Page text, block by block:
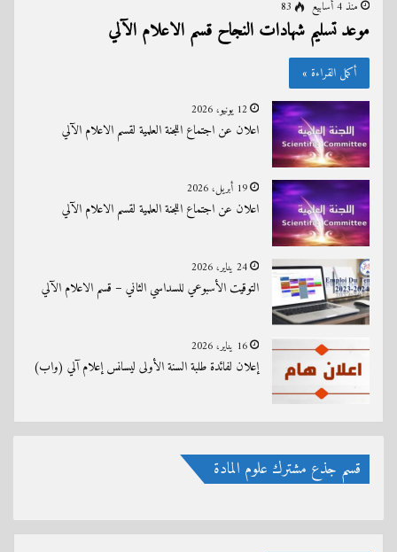
منذ 4 أسابيع 83
موعد تسليم شهادات النجاح قسم الاعلام الآلي
أكمل القراءة »
12 يونيو، 2026
اعلان عن اجتماع اللجنة العلمية لقسم الاعلام الآلي
19 أبريل، 2026
اعلان عن اجتماع اللجنة العلمية لقسم الاعلام الآلي
24 يناير، 2026
التوقيت الأسبوعي للسداسي الثاني – قسم الاعلام الآلي
16 يناير، 2026
إعلان لفائدة طلبة السنة الأولى ليسانس إعلام آلي (واب)
قسم جذع مشترك علوم المادة